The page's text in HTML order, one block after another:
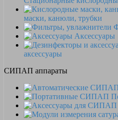
маски, канюли, трубки
Аксессуары
аксессуары
СИПАП аппараты